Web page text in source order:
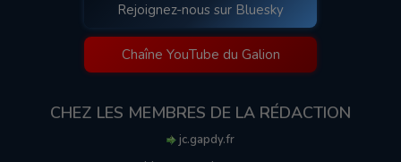
Rejoignez-nous sur Bluesky
Chaîne YouTube du Galion
CHEZ LES MEMBRES DE LA RÉDACTION
jc.gapdy.fr